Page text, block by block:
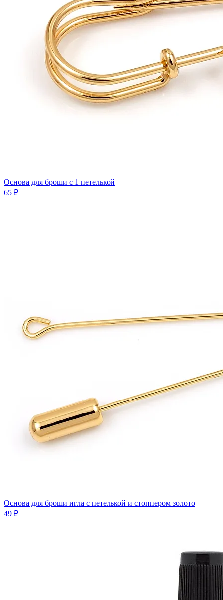
Основа для броши с 1 петелькой
65 ₽
Основа для броши игла с петелькой и стоппером золото
49 ₽